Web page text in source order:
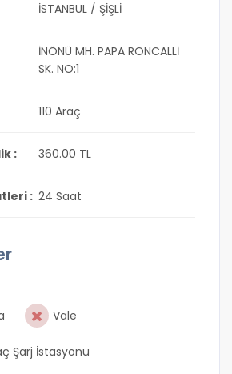
İSTANBUL / ŞİŞLİ
İNÖNÜ MH. PAPA RONCALLİ
SK. NO:1
110 Araç
: 360.00 TL
: 24 Saat
Vale
Şarj İstasyonu